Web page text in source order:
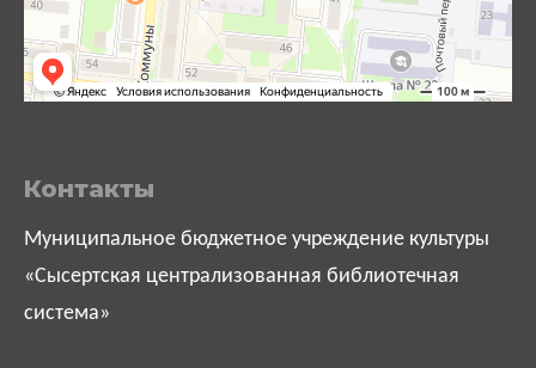
Контакты
Муниципальное бюджетное учреждение культуры
«Сысертская централизованная библиотечная
система»